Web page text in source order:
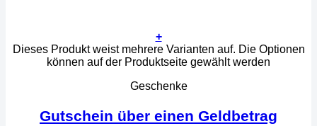
+
Dieses Produkt weist mehrere Varianten auf. Die Optionen
können auf der Produktseite gewählt werden
Geschenke
Gutschein über einen Geldbetrag